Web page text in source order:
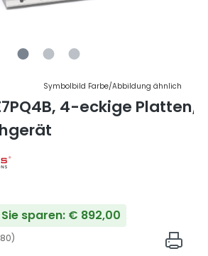
Symbolbild Farbe/Abbildung ähnlich
4-eckige Platten,
Sie sparen: € 892,00